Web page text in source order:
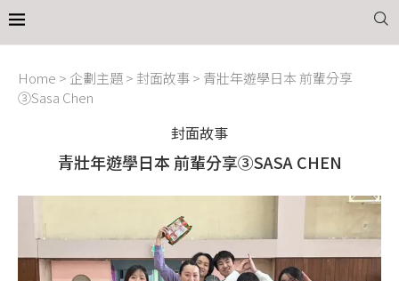
Home > 企劃主題> 封面故事> 青壯年遊學日本 前輩分享
③Sasa Chen
封面故事
青壯年遊學日本 前輩分享③SASA CHEN